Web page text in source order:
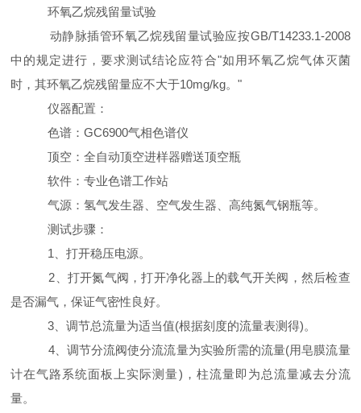
环氧乙烷残留量试验
动静脉插管环氧乙烷残留量试验应按GB/T14233.1-2008
中的规定进行，要求测试结论应符合"如用环氧乙烷气体灭菌
时，其环氧乙烷残留量应不大于10mg/kg。"
仪器配置：
色谱：GC6900气相色谱仪
顶空：全自动顶空进样器赠送顶空瓶
软件：专业色谱工作站
气源：氢气发生器、空气发生器、高纯氮气钢瓶等。
测试步骤：
1
、打开稳压电源。
2 、打开氮气阀，打开净化器上的载气开关阀，然后检查
是否漏气，保证气密性良好。
3 、调节总流量为适当值(根据刻度的流量表测得)。
4、调节分流阀使分流流量为实验所需的流量(用皂膜流量
计在气路系统面板上实际测量) ，柱流量即为总流量减去分流
量。